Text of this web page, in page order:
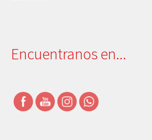
Encuentranos en...